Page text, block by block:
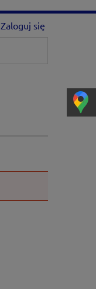
Zaloguj się